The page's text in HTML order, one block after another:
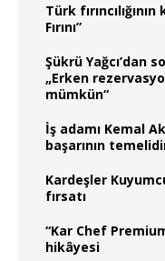
Türk
Fırını”
Şükrü Yağcı’dan
„Erken
mümkün“
İş adamı Kemal
başarının
Kardeşler
fırsatı
“Kar Chef
hikâyesi